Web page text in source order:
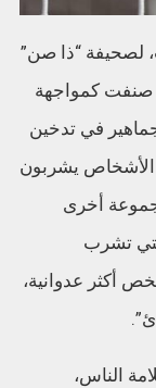
لصحيفة “ذا صن”
صنفت كمواجهة
في تدخين
الأشخاص يشربون
أخرى
تشرب
أكثر عدوانية،
الناس،